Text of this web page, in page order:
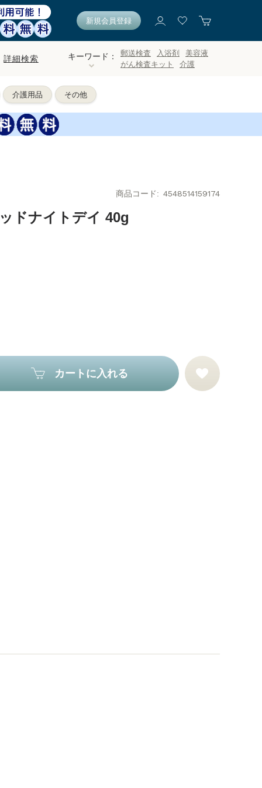
新規会員登録
詳細検索 キーワード： 郵送検査 入浴剤
美容液
がん検査キット
介護
介護用品 その他
商品コード 4548514159174
ドナイトデイ 40g
カートに入れる